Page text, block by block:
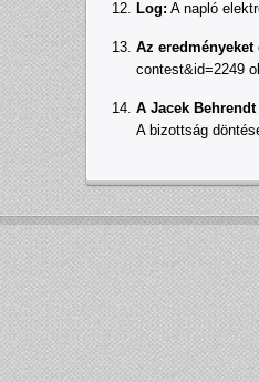
Log: A napló
Az eredményeket
contest&id=2249
A Jacek Behrendt
A bizottság